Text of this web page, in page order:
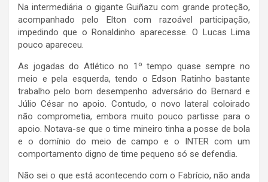
Na intermediária o gigante Guiñazu com grande proteção,
acompanhado pelo Elton com razoável participação,
impedindo que o Ronaldinho aparecesse. O Lucas Lima
pouco apareceu.
As jogadas do Atlético no 1º tempo quase sempre no
meio e pela esquerda, tendo o Edson Ratinho bastante
trabalho pelo bom desempenho adversário do Bernard e
Júlio César no apoio. Contudo, o novo lateral coloirado
não comprometia, embora muito pouco partisse para o
apoio. Notava-se que o time mineiro tinha a posse de bola
e o domínio do meio de campo e o INTER com um
comportamento digno de time pequeno só se defendia.
Não sei o que está acontecendo com o Fabrício, não anda